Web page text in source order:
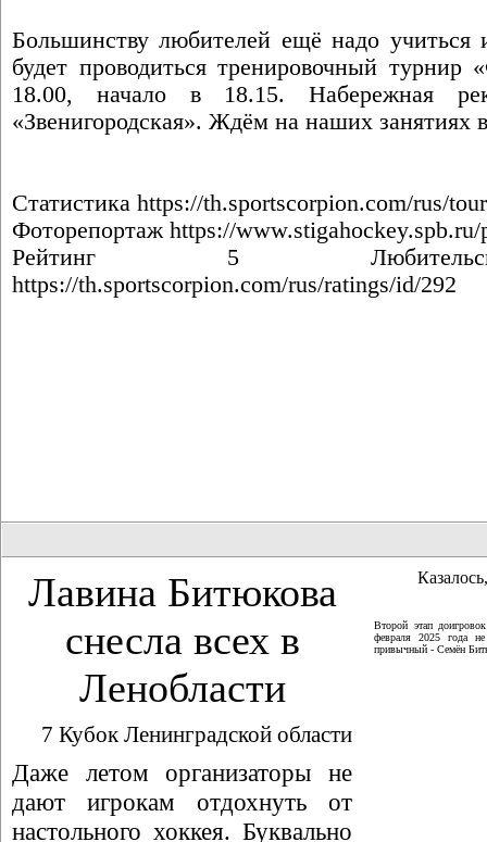
Большинству любителей ещё надо учиться
будет проводиться тренировочный
18.00, начало в 18.15. Набережная
«Звенигородская». Ждём на наших
Статистика https://th.sportscorpion.com/rus/
Фоторепортаж https://
Рейтинг 5
https://th.sportscorpion.com/rus/ratings/id/292
Лавина Битюкова
снесла всех в
Ленобласти
7 Кубок Ленинградской области
Даже летом организаторы не
дают игрокам отдохнуть от
настольного хоккея. Буквально
Второй этап
февраля 2025 года
привычный - Семён